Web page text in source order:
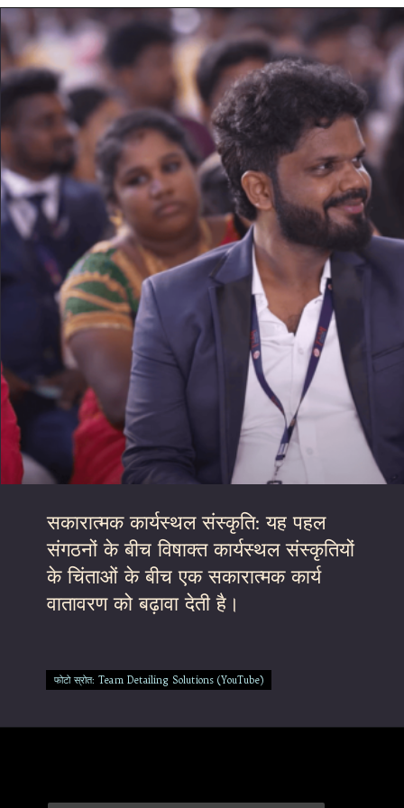
सकारात्मक कार्यस्थल संस्कृति: यह पहल
संगठनों के बीच विषाक्त कार्यस्थल संस्कृतियों
के चिंताओं के बीच एक सकारात्मक कार्य
वातावरण को बढ़ावा देती है।
फोटो स्रोत: Team Detailing Solutions (YouTube)
फोटो स्रोत: Team Detailing Solutions (YouTube)